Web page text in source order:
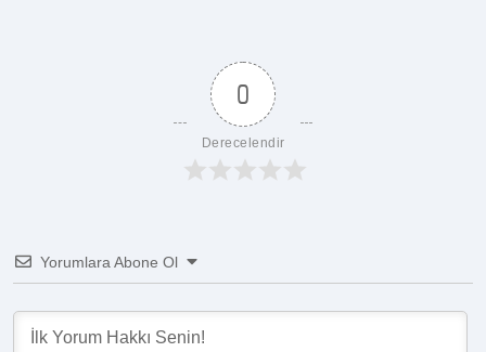
0
Derecelendir
Yorumlara Abone Ol